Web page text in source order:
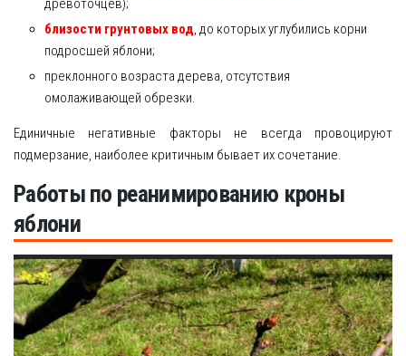
древоточцев);
близости грунтовых вод, до которых углубились корни
подросшей яблони;
преклонного возраста дерева, отсутствия
омолаживающей обрезки.
Единичные негативные факторы не всегда провоцируют
подмерзание, наиболее критичным бывает их сочетание.
Работы по реанимированию кроны
яблони